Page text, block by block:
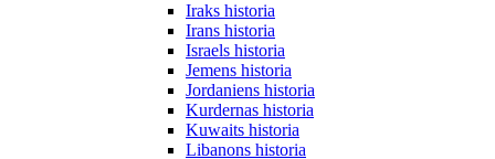
Iraks historia
Irans historia
Israels historia
Jemens historia
Jordaniens historia
Kurdernas historia
Kuwaits historia
Libanons historia